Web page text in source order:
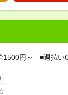
1500円～ ■週払